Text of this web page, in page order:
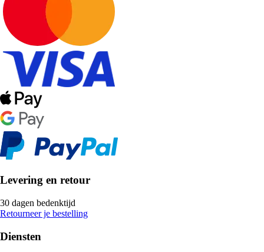
Levering en retour
30 dagen bedenktijd
Retourneer je bestelling
Diensten